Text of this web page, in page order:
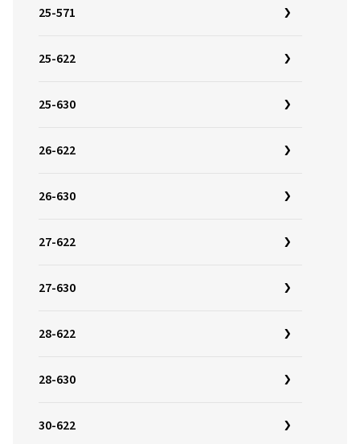
25-571
25-622
25-630
26-622
26-630
27-622
27-630
28-622
28-630
30-622